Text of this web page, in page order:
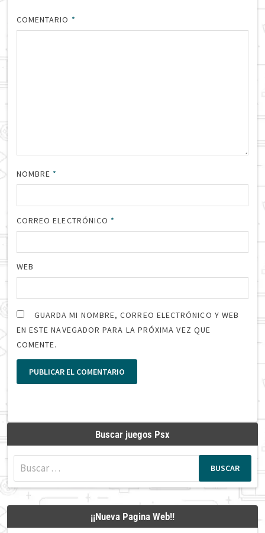
COMENTARIO *
NOMBRE *
CORREO ELECTRÓNICO *
WEB
GUARDA MI NOMBRE, CORREO ELECTRÓNICO Y WEB
EN ESTE NAVEGADOR PARA LA PRÓXIMA VEZ QUE
COMENTE.
Buscar juegos Psx
Buscar:
¡¡Nueva Pagina Web!!